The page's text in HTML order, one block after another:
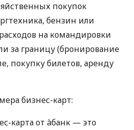
покупок
бензин или
на командировки
за границу (бронирование
покупку билетов, аренду
бизнес-карт:
карта от àбанк — это